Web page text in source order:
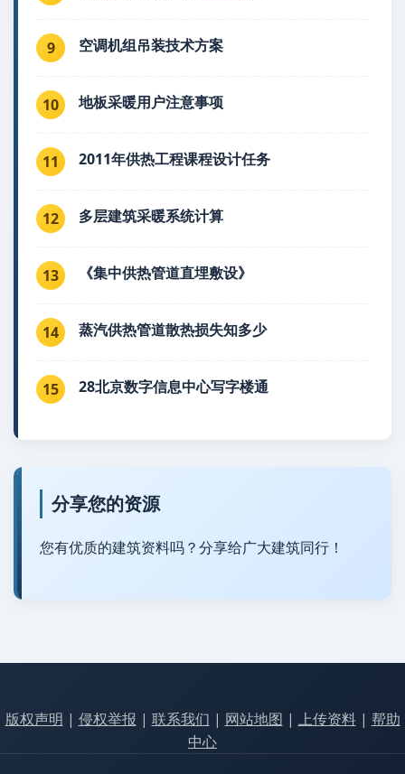
9 空调机组吊装技术方案
10 地板采暖用户注意事项
11 2011年供热工程课程设计任务
12 多层建筑采暖系统计算
13 《集中供热管道直埋敷设》
14 蒸汽供热管道散热损失知多少
15 28北京数字信息中心写字楼通
分享您的资源
您有优质的建筑资料吗？分享给广大建筑同行！
版权声明 | 侵权举报 | 联系我们 | 网站地图 | 上传资料| 帮助
中心